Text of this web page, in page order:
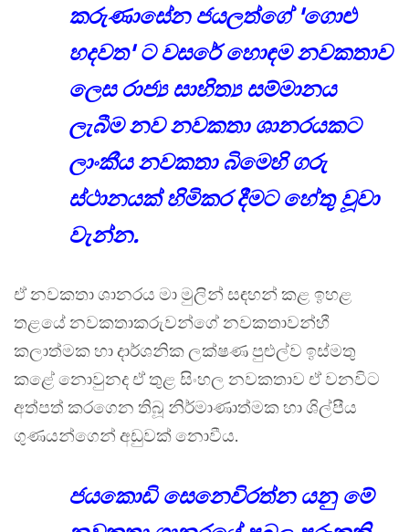
කරුණාසේන ජයලත්ගේ 'ගොළු
හදවත' ට වසරේ හොඳම නවකතාව
ලෙස රාජ්‍ය සාහිත්‍ය සම්මානය
ලැබීම නව නවකතා ශානරයකට
ලාංකීය නවකතා බිමෙහි ගරු
ස්ථානයක් හිමිකර දීමට හේතු වූවා
වැන්න.
ඒ නවකතා ශානරය මා මුලින් සඳහන් කළ ඉහළ
තළයේ නවකතාකරුවන්ගේ නවකතාවන්හී
කලාත්මක හා දාර්ශනික ලක්ෂණ පුළුල්ව ඉස්මතු
කළේ නොවුනද ඒ තුළ සිංහල නවකතාව ඒ වනවිට
අත්පත් කරගෙන තිබූ නිර්මාණාත්මක හා ශිල්පීය
ගුණයන්ගෙන් අඩුවක් නොවීය.
ජයකොඩි සෙනෙවිරත්න යනු මේ